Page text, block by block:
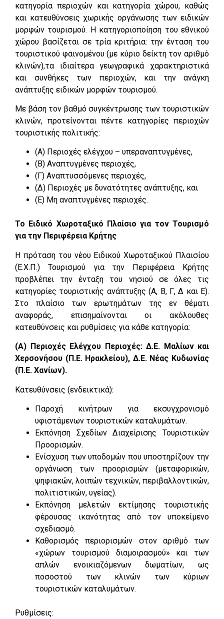
κατηγορία περιοχών και κατηγορία χώρου, καθώς
και κατευθύνσεις χωρικής οργάνωσης των ειδικών
μορφών τουρισμού. Η κατηγοριοποίηση του εθνικού
χώρου βασίζεται σε τρία κριτήρια: την ένταση του
τουριστικού φαινομένου (με κύριο δείκτη τον αριθμό
κλινών),τα ιδιαίτερα γεωγραφικά χαρακτηριστικά
και συνθήκες των περιοχών, και την ανάγκη
ανάπτυξης ειδικών μορφών τουρισμού.
Με βάση τον βαθμό συγκέντρωσης των τουριστικών
κλινών, προτείνονται πέντε κατηγορίες περιοχών
τουριστικής πολιτικής:
(Α) Περιοχές ελέγχου – υπεραναπτυγμένες,
(Β) Αναπτυγμένες περιοχές,
(Γ) Αναπτυσσόμενες περιοχές,
(Δ) Περιοχές με δυνατότητες ανάπτυξης, και
(Ε) Μη αναπτυγμένες περιοχές.
Το Ειδικό Χωροταξικό Πλαίσιο για τον Τουρισμό
για την Περιφέρεια Κρήτης
Η πρόταση του νέου Ειδικού Χωροταξικού Πλαισίου
(Ε.Χ.Π.) Τουρισμού για την Περιφέρεια Κρήτης
προβλέπει την ένταξη του νησιού σε όλες τις
κατηγορίες τουριστικής ανάπτυξης (Α, Β, Γ, Δ και Ε).
Στο πλαίσιο των ερωτημάτων της εν θέματι
αναφοράς, επισημαίνονται οι ακόλουθες
κατευθύνσεις και ρυθμίσεις για κάθε κατηγορία:
(Α) Περιοχές Ελέγχου Περιοχές: Δ.Ε. Μαλίων και
Χερσονήσου (Π.Ε. Ηρακλείου), Δ.Ε. Νέας Κυδωνίας
(Π.Ε. Χανίων).
Κατευθύνσεις (ενδεικτικά):
Παροχή κινήτρων για εκσυγχρονισμό
υφιστάμενων τουριστικών καταλυμάτων.
Εκπόνηση Σχεδίων Διαχείρισης Τουριστικών
Προορισμών.
Ενίσχυση των υποδομών που υποστηρίζουν την
οργάνωση των προορισμών (μεταφορικών,
ψηφιακών, λοιπών τεχνικών, περιβαλλοντικών,
πολιτιστικών, υγείας).
Εκπόνηση μελετών εκτίμησης τουριστικής
φέρουσας ικανότητας από τον υποκείμενο
σχεδιασμό.
Καθορισμός περιορισμών στον αριθμό των
«χώρων τουρισμού διαμοιρασμού» και των
απλών ενοικιαζόμενων δωματίων, ως
ποσοστού των κλινών των κύριων
τουριστικών καταλυμάτων.
Ρυθμίσεις: